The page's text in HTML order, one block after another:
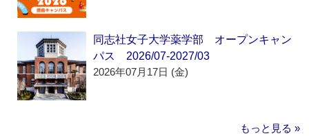
同志社女子大学薬学部 オープンキャン
パス 2026/07-2027/03
2026年07月17日 (金)
もっと見る »